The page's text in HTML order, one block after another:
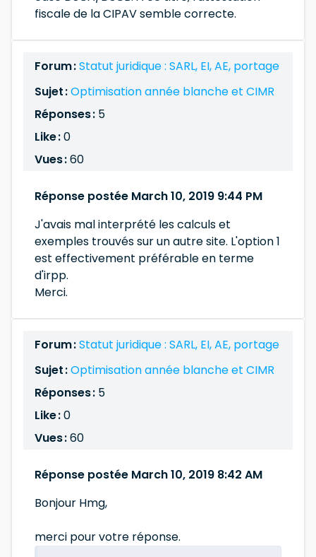
fiscale de la CIPAV semble correcte.
Forum :Statut juridique : SARL, EI, AE, portage
Sujet :Optimisation année blanche et CIMR
Réponses : 5
Like :0
Vues :60
Réponse postée March 10, 2019 9:44 PM
J'avais mal interprété les calculs et
exemples trouvés sur un autre site. L'option 1
est effectivement préférable en terme
d'irpp.
Merci.
Forum :Statut juridique : SARL, EI, AE, portage
Sujet :Optimisation année blanche et CIMR
Réponses : 5
Like :0
Vues :60
Réponse postée March 10, 2019 8:42 AM
Bonjour Hmg,
merci pour votre réponse.